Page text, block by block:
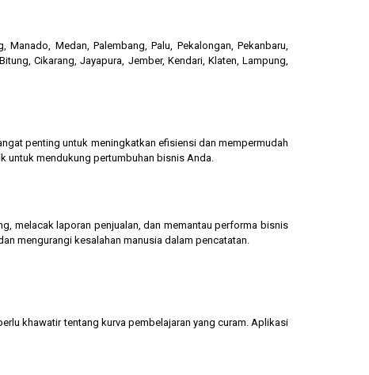
Medan, Palembang, Palu, Pekalongan, Pekanbaru,
Cikarang, Jayapura, Jember, Kendari, Klaten, Lampung,
penting untuk meningkatkan efisiensi dan mempermudah
untuk mendukung pertumbuhan bisnis Anda.
melacak laporan penjualan, dan memantau performa bisnis
mengurangi kesalahan manusia dalam pencatatan.
khawatir tentang kurva pembelajaran yang curam. Aplikasi